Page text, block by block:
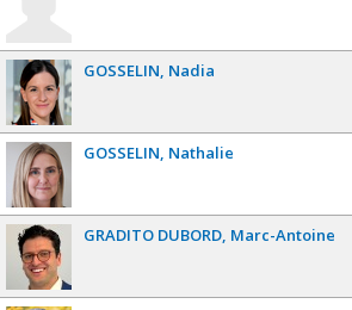
GOSSELIN Nadia
GOSSELIN Nathalie
GRADITO DUBORD Marc-Antoine